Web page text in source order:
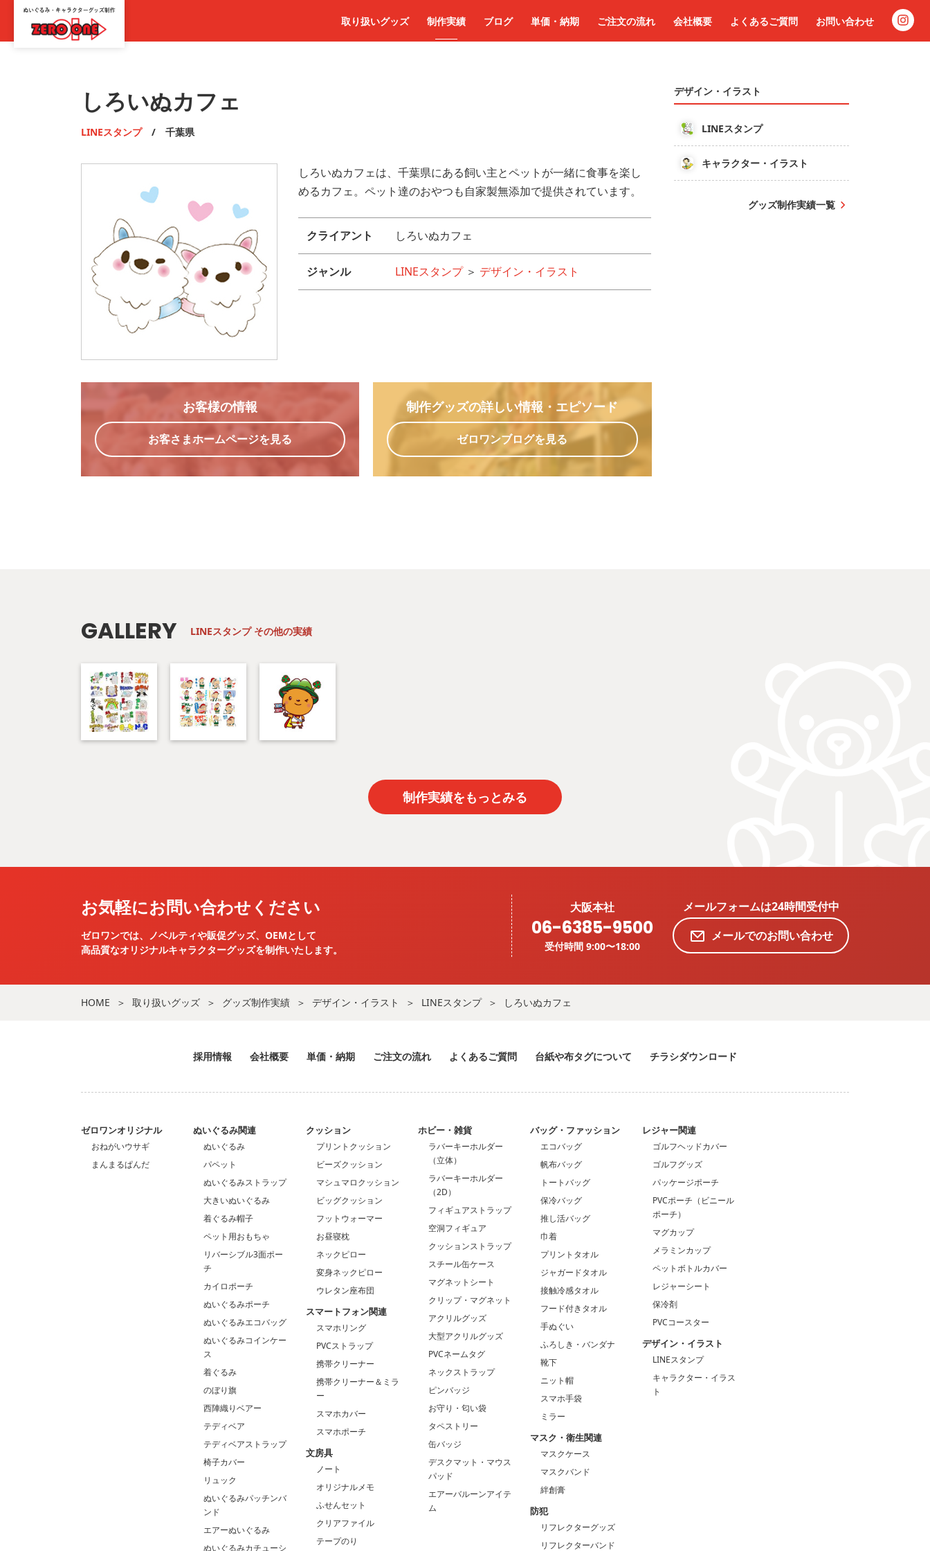
取り扱いグッズ 制作実績 ブログ 単価・納期 ご注文の流れ 会社概要 よくあるご質問 お問い合わせ
しろいぬカフェ
LINEスタンプ / 千葉県
しろいぬカフェは、千葉県にある飼い主とペットが一緒に食事を楽し
めるカフェ。ペット達のおやつも自家製無添加で提供されています。
クライアント しろいぬカフェ
ジャンル LINEスタンプ＞ デザイン・イラスト
お客様の情報
お客さまホームページを見る
制作グッズの詳しい情報 ・エピソード
ゼロワンブログを見る
デザイン・イラスト
LINEスタンプ
キャラクター・イラスト
グッズ制作実績一覧
GALLERY LINEスタンプ その他の実績
制作実績をもっとみる
お気軽にお問い合わせください
ゼロワンでは、ノベルティや販促グッズ、OEMとして
高品質なオリジナルキャラクターグッズを制作いたします。
大阪本社
06-6385-9500
受付時間 9:00〜18:00
メールフォームは24時間受付中
メールでのお問い合わせ
HOME 取り扱いグッズ グッズ制作実績 デザイン・イラスト LINEスタンプ しろいぬカフェ
採用情報 会社概要 単価・納期 ご注文の流れ よくあるご質問 台紙や布タグについて チラシダウンロード
ゼロワンオリジナル
おねがいウサギ
まんまるぱんだ
ぬいぐるみ関連
ぬいぐるみ
パペット
ぬいぐるみストラップ
大きいぬいぐるみ
着ぐるみ帽子
ペット用おもちゃ
リバーシブル3面ポー
チ
カイロポーチ
ぬいぐるみポーチ
ぬいぐるみエコバッグ
ぬいぐるみコインケー
ス
着ぐるみ
のぼり旗
西陣織りベアー
テディベア
テディベアストラップ
椅子カバー
リュック
ぬいぐるみパッチンバ
ンド
エアーぬいぐるみ
ぬいぐるみカチューシ
クッション
プリントクッション
ビーズクッション
マシュマロクッション
ビッグクッション
フットウォーマー
お昼寝枕
ネックピロー
変身ネックピロー
ウレタン座布団
スマートフォン関連
スマホリング
PVCストラップ
携帯クリーナー
携帯クリーナー＆ミラ
ー
スマホカバー
スマホポーチ
文房具
ノート
オリジナルメモ
ふせんセット
クリアファイル
テープのり
ホビー・雑貨
ラバーキーホルダー
（立体）
ラバーキーホルダー
（2D）
フィギュアストラップ
空洞フィギュア
クッションストラップ
スチール缶ケース
マグネットシート
クリップ・マグネット
アクリルグッズ
大型アクリルグッズ
PVCネームタグ
ネックストラップ
ピンバッジ
お守り・匂い袋
タペストリー
缶バッジ
デスクマット・マウス
パッド
エアーバルーンアイテ
ム
バッグ・ファッション
エコバッグ
帆布バッグ
トートバッグ
保冷バッグ
推し活バッグ
巾着
プリントタオル
ジャガードタオル
接触冷感タオル
フード付きタオル
手ぬぐい
ふろしき・バンダナ
靴下
ニット帽
スマホ手袋
ミラー
マスク・衛生関連
マスクケース
マスクバンド
絆創膏
防犯
リフレクターグッズ
リフレクターバンド
レジャー関連
ゴルフヘッドカバー
ゴルフグッズ
パッケージポーチ
PVCポーチ（ビニール
ポーチ）
マグカップ
メラミンカップ
ペットボトルカバー
レジャーシート
保冷剤
PVCコースター
デザイン・イラスト
LINEスタンプ
キャラクター・イラス
ト